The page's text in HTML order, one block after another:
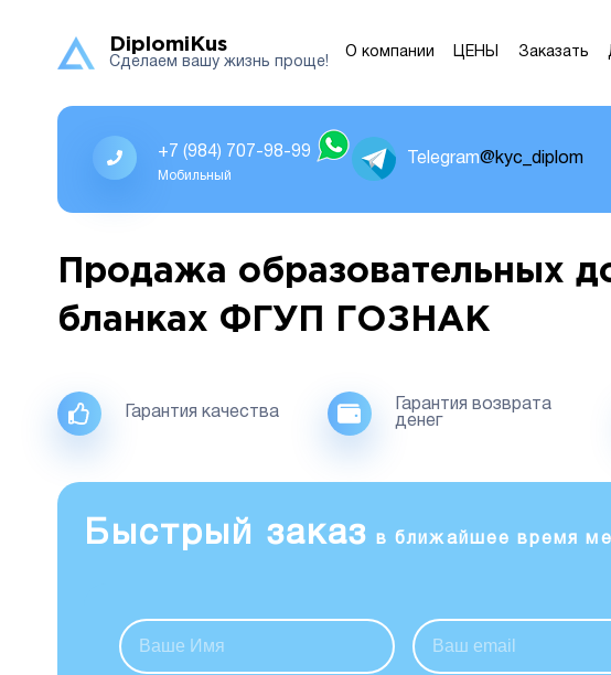
DiplomiKus
Сделаем вашу жизнь проще!
О компании ЦЕНЫ Заказать
+7 (984) 707-98-99
Мобильный
Telegram@kyc_diplom
Продажа образовательных
бланках ФГУП ГОЗНАК
Гарантия качества
Гарантия возврата
денег
Быстрый заказ в ближайшее время